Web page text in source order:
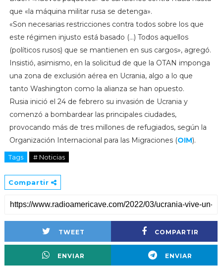
que «la máquina militar rusa se detenga».
«Son necesarias restricciones contra todos sobre los que
este régimen injusto está basado (…) Todos aquellos
(políticos rusos) que se mantienen en sus cargos», agregó.
Insistió, asimismo, en la solicitud de que la OTAN imponga
una zona de exclusión aérea en Ucrania, algo a lo que
tanto Washington como la alianza se han opuesto.
Rusia inició el 24 de febrero su invasión de Ucrania y
comenzó a bombardear las principales ciudades,
provocando más de tres millones de refugiados, según la
Organización Internacional para las Migraciones (OIM).
Tags # Noticias
Compartir
TWEET COMPARTIR
ENVIAR ENVIAR